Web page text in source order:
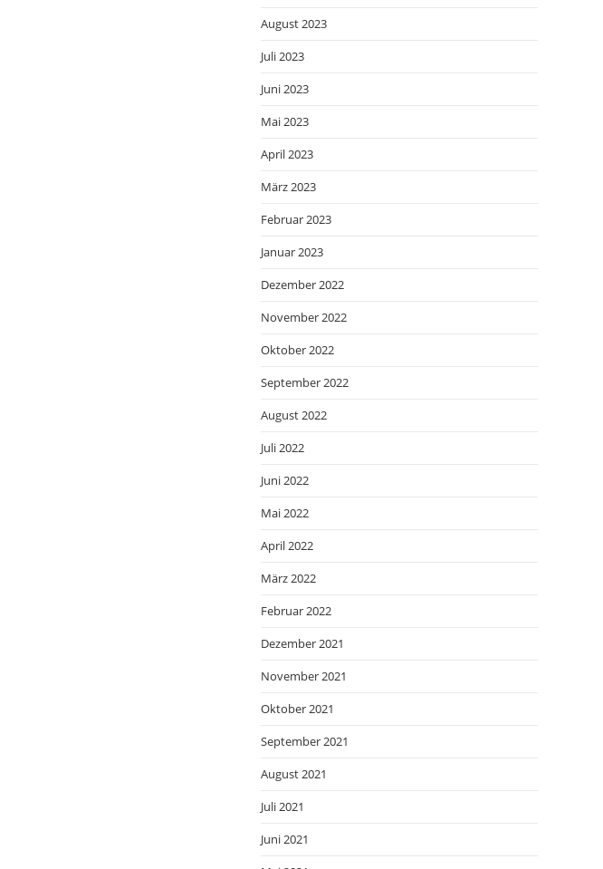
August 2023
Juli 2023
Juni 2023
Mai 2023
April 2023
März 2023
Februar 2023
Januar 2023
Dezember 2022
November 2022
Oktober 2022
September 2022
August 2022
Juli 2022
Juni 2022
Mai 2022
April 2022
März 2022
Februar 2022
Dezember 2021
November 2021
Oktober 2021
September 2021
August 2021
Juli 2021
Juni 2021